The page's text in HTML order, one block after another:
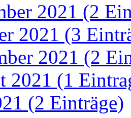
2021 (2
2021 (3
2021 (2
2021 (1
(2 Einträge)